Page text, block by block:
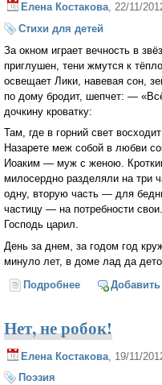
Елена Костакова, 22/11/
Стихи для детей
За окном играет вечность в
приглушен, тени жмутся к
освещает Лики, навевая сон,
по дому бродит, шепчет: —
дочкину кроватку:
Там, где в горний свет
Назарете меж собой в любви
Иоаким — муж с женою.
милосердно разделяли на
одну, вторую часть — для
частицу — на потребности
Господь царил.
День за днем, за годом год
минуло лет, в доме лад да
Подробнее о Зачатие
Нет, не робок!
Елена Костакова , 19/11/
Поэзия